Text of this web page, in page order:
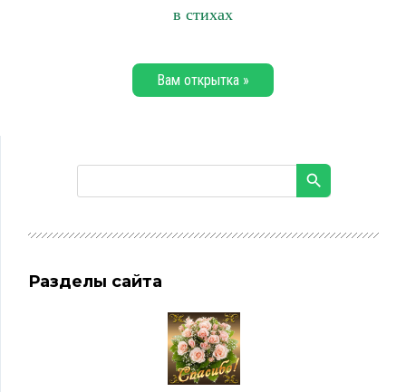
в стихах
Вам открытка »
Разделы сайта